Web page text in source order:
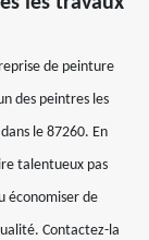
de peinture
des peintres les
le 87260. En
talentueux pas
économiser de
Contactez-la